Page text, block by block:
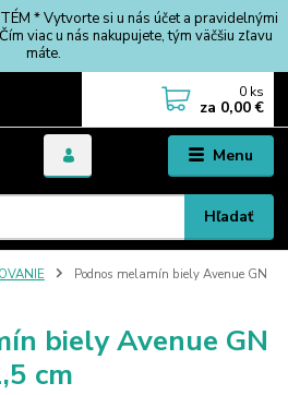
* Vytvorte si u nás účet a pravidelnými
viac u nás nakupujete, tým väčšiu zľavu
máte.
Menu
Hľadať
0 ks
za 0,00 €
Podnos melamín biely Avenue GN
biely Avenue GN
cm